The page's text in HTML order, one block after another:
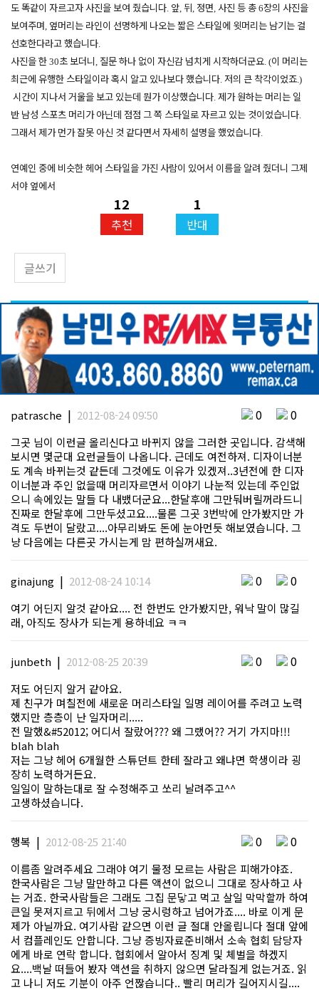
도똑같이 자르고자 사진을 보여 줬습니다. 앞, 뒤, 정면, 사진 등 총 6장의 사진을
보여주며, 옆머리는 라인이 선명하게 나오는짧은 스타일에 윗머리는 남기는 걸
선호한다라고했습니다.
사진을한 30초 보더니, 질문하나 없이 자신감 넘치게 시작하더군요. (이 머리는
최근에 유행한 스타일이라혹시 알고 있나보다했습니다. 저의 큰 착각이었죠.)
시간이 지나서 거울을 보고 있는데 뭔가 이상했습니다. 제가 원하는 머리는 일
반 남성 스포츠 머리가 아닌데 점점 그쪽 스타일로 자르고 있는 것이었습니다.
그래서 제가 먼가잘못 아신 것같다면서 자세히 설명을했었습니다.
연예인 중에 비슷한헤어 스타일을 가진 사람이 있어서 이름을 알려 줬더니 그제
서야 옆에서
12
추천
1
반대
글쓰기
patrasche | 2012-08-24 09:50 0 0
그곳 님이 이런글 올리신다고 바뀌지 않을 그러한 곳입니다. 감색해
보시면 몇군대 요런글들이 나옵니다. 근데도 여전하져. 디자이너분
도 계속 바뀌는것 같든데 그것에도 이유가 있겠져..3년전에 한 디자
이너분과 주인 없을때 머리자르면서 이야기 나눈적 있는데 주인없
으니 속에있는 말들 다 내뱄더군요...한달후애 그만둬버릴꺼라드니
진짜로 한달후에 그만두셨고요....물론 그곳 3번박에 안가봤지만 가
격도 두번이 달랐고....아무리봐도 돈에 눈아먼듯 해보였습니다. 그
냥 다음에는 다른곳 가시는게 맘 편하실꺼새요.
ginajung | 2012-08-24 10:14 0 0
여기 어딘지 알것 같아요.... 전 한번도 안가봤지만, 워낙 말이 많길
래, 아직도 장사가 되는게 용하네요 ㅋㅋ
junbeth | 2012-08-25 20:39 0 0
저도 어딘지 알거 같아요.
제 친구가 며칠전에 새로운 머리스타일 일명 레이어를 주려고 노력
했지만 층층이 난 일자머리.....
전 말했&#52012; 어디서 잘랐어??? 왜 그랬어?? 거기 가지마!!!
blah blah
저는 그냥 헤어 6개월한 스튜던트 한테 잘라고 왜냐면 학생이라 굉
장히 노력하거든요.
일일이 말하는대로 잘 수정해주고 쏘리 날려주고^^
고생하셨습니다.
행복 | 2012-08-25 21:40 0 0
이름좀 알려주세요 그래야 여기 물정 모르는 사람은 피해가야죠.
한국사람은 그냥 말만하고 다른 액션이 없으니 그대로 장사하고 사
는 거죠. 한국사람들은 그래도 그집 문닿고 먹고 살일 막막할까 하여
큰일 못져지르고 뒤에서 그냥 궁시렁하고 넘어가죠.... 바로 이게 문
제가 아닐까요. 여기사람 같으면 이런 글 절대 안올립니다 절대 앞에
서 컴플레인도 안합니다. 그냥 증빙자료준비해서 소속 협회 담당자
에게 바로 연락 합니다. 협회에서 알아서 징계 및 체벌을 하겠지
요....백날 떠들어 봤자 액션을 취하지 않으면 달라질게 없는거죠. 읽
고 나니 저도 기분이 아주 언짢습니다.. 빨리 머리가 길어지시길....